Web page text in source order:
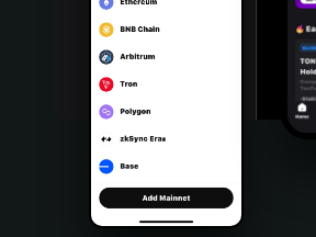
Português (Portugal)
Bahasa Indonesia
Português (Brasil)
Español (Argentina)